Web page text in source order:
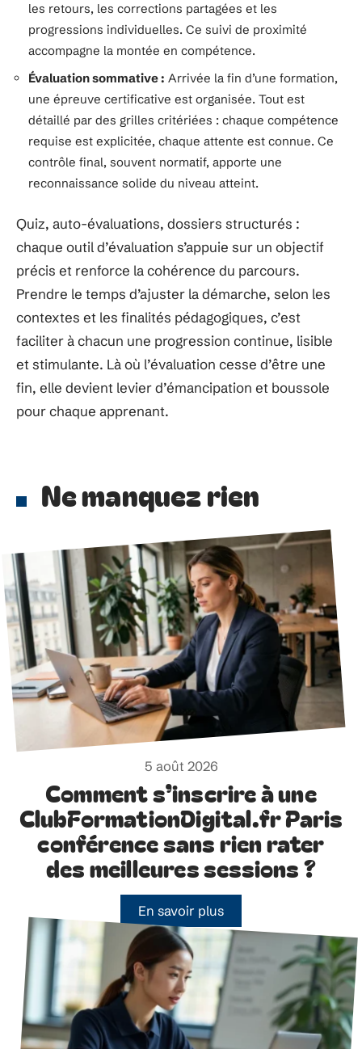
les retours, les corrections partagées et les
progressions individuelles. Ce suivi de proximité
accompagne la montée en compétence.
Évaluation sommative : Arrivée la fin d’une formation,
une épreuve certificative est organisée. Tout est
détaillé par des grilles critériées : chaque compétence
requise est explicitée, chaque attente est connue. Ce
contrôle final, souvent normatif, apporte une
reconnaissance solide du niveau atteint.
Quiz, auto-évaluations, dossiers structurés :
chaque outil d’évaluation s’appuie sur un objectif
précis et renforce la cohérence du parcours.
Prendre le temps d’ajuster la démarche, selon les
contextes et les finalités pédagogiques, c’est
faciliter à chacun une progression continue, lisible
et stimulante. Là où l’évaluation cesse d’être une
fin, elle devient levier d’émancipation et boussole
pour chaque apprenant.
Ne manquez rien
5 août 2026
Comment s’inscrire à une
ClubFormationDigital.fr Paris
conférence sans rien rater
des meilleures sessions ?
En savoir plus